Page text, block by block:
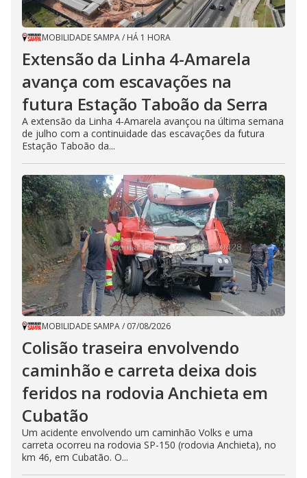
MOBILIDADE SAMPA/ HÁ 1 HORA
Extensão da Linha 4-Amarela
avança com escavações na
futura Estação Taboão da Serra
A extensão da Linha 4-Amarela avançou na última semana
de julho com a continuidade das escavações da futura
Estação Taboão da...
MOBILIDADE SAMPA/ 07/08/2026
Colisão traseira envolvendo
caminhão e carreta deixa dois
feridos na rodovia Anchieta em
Cubatão
Um acidente envolvendo um caminhão Volks e uma
carreta ocorreu na rodovia SP-150 (rodovia Anchieta), no
km 46, em Cubatão. O...